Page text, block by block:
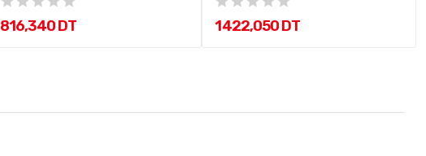
816,340 DT 1 422,050 DT